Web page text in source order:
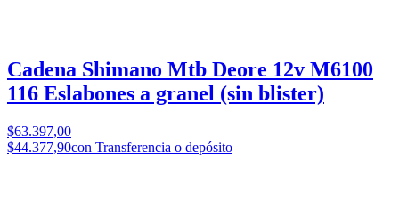
Cadena Shimano Mtb Deore 12v M6100
116 Eslabones a granel (sin blister)
$63.397,00
$44.377,90con Transferencia o depósito